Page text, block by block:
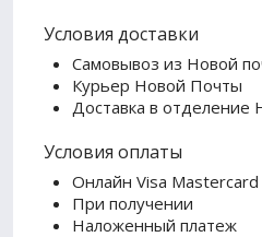
Условия доставки
Самовывоз из Новой
Курьер Новой Почты
Доставка в отделение
Условия оплаты
Онлайн Visa Mastercard
При получении
Наложенный платеж